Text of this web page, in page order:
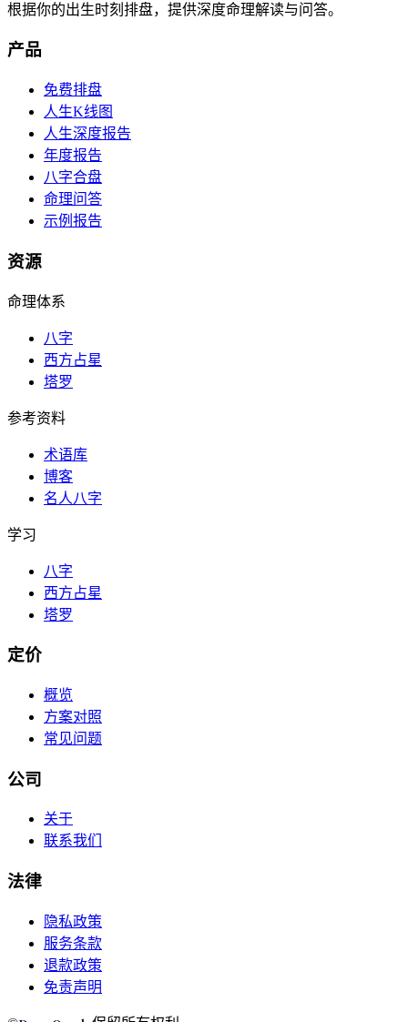
根据你的出生时刻排盘，提供深度命理解读与问答。
产品
免费排盘
人生K线图
人生深度报告
年度报告
八字合盘
命理问答
示例报告
资源
命理体系
八字
西方占星
塔罗
参考资料
术语库
博客
名人八字
学习
八字
西方占星
塔罗
定价
概览
方案对照
常见问题
公司
关于
联系我们
法律
隐私政策
服务条款
退款政策
免责声明